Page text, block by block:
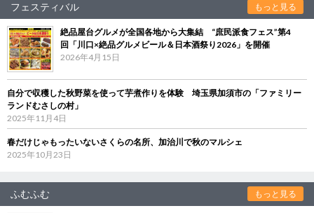
フェスティバル もっと見る
絶品屋台グルメが全国各地から大集結 “庶民派食フェス”第4
回「川口×絶品グルメビール＆日本酒祭り2026」を開催
2026年4月15日
自分で収穫した秋野菜を使って芋煮作りを体験 埼玉県加須市の「ファミリー
ランドむさしの村」
2025年11月4日
春だけじゃもったいないさくらの名所、加治川で秋のマルシェ
2025年10月23日
ふむふむ もっと見る